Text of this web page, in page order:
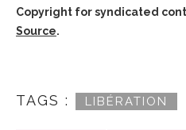
Copyright for syndicated
Source.
TAGS : LIBÉRATION